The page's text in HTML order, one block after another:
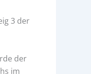
3 der
der
im